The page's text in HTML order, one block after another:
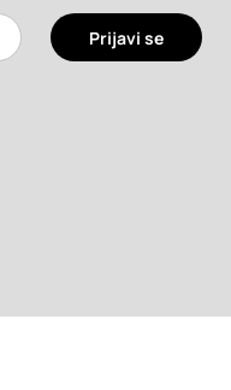
Prijavi se